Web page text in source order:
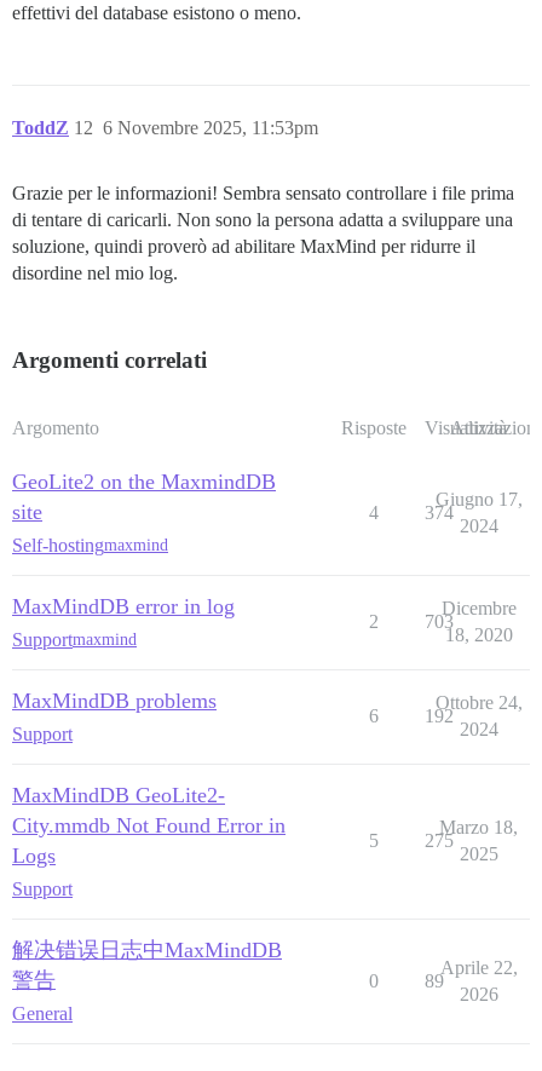
effettivi del database esistono o meno.
ToddZ 6 Novembre 2025, 11:53pm
12
Grazie per le informazioni! Sembra sensato controllare i file prima
di tentare di caricarli. Non sono la persona adatta a sviluppare una
soluzione, quindi proverò ad abilitare MaxMind per ridurre il
disordine nel mio log.
Argomenti correlati
Argomento Risposte Visualizzazioni
Attività
GeoLite2 on the MaxmindDB
site
Self-hostingmaxmind
4 374
Giugno 17,
2024
MaxMindDB error in log
Supportmaxmind
2 703
Dicembre
18, 2020
MaxMindDB problems
Support
6 192
Ottobre 24,
2024
MaxMindDB GeoLite2-
City.mmdb Not Found Error in
Logs
Support
5 275
Marzo 18,
2025
解决错误日志中MaxMindDB
警告
General
0 89
Aprile 22,
2026